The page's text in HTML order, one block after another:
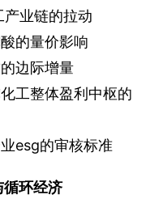
业链的拉动
的量价影响
边际增量
工整体盈利中枢的
esg的审核标准
循环经济